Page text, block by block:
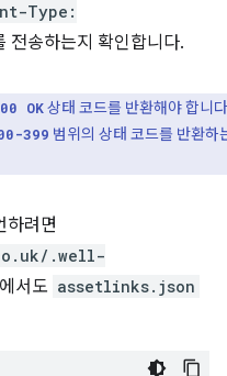
Type:
전송하는지 확인합니다.
OK상태 코드를 반환해야 합니
399 범위의 상태 코드를 반환하
하려면
.well-
에서도 assetlinks.json